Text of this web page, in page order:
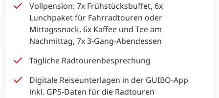
Vollpension: 7x Frühstücksbuffet, 6x
Lunchpaket für Fahrradtouren oder
Mittagssnack, 6x Kaffee und Tee am
Nachmittag, 7x 3-Gang-Abendessen
Tägliche Radtourenbesprechung
Digitale Reiseunterlagen in der GUIBO-App
inkl. GPS-Daten für die Radtouren